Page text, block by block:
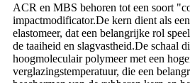
ACR en MBS behoren tot een soort
impactmodificator.De kern dient als
elastomeer, dat een belangrijke rol
de taaiheid en slagvastheid.De schaal
hoogmoleculair polymeer met een
verglazingstemperatuur, die een